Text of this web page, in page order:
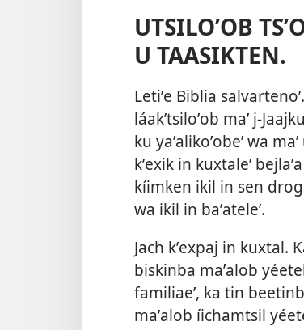
UTSILOʼOB
U TAASIKTEN.
Letiʼe Biblia
láakʼtsiloʼob maʼ j-
ku yaʼalikoʼobeʼ wa
kʼexik in kuxtaleʼ
kíimken ikil in sen
wa ikil in baʼateleʼ.
Jach kʼexpaj in kuxtal.
biskinba maʼalob
familiaeʼ, ka tin
maʼalob íichamtsil